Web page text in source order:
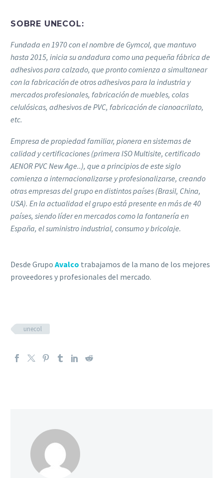
SOBRE UNECOL:
Fundada en 1970 con el nombre de Gymcol, que mantuvo
hasta 2015, inicia su andadura como una pequeña fábrica de
adhesivos para calzado, que pronto comienza a simultanear
con la fabricación de otros adhesivos para la industria y
mercados profesionales, fabricación de muebles, colas
celulósicas, adhesivos de PVC, fabricación de cianoacrilato,
etc.
Empresa de propiedad familiar, pionera en sistemas de
calidad y certificaciones (primera ISO Multisite, certificado
AENOR PVC New Age..), que a principios de este siglo
comienza a internacionalizarse y profesionalizarse, creando
otras empresas del grupo en distintos países (Brasil, China,
USA). En la actualidad el grupo está presente en más de 40
países, siendo líder en mercados como la fontanería en
España, el suministro industrial, consumo y bricolaje.
Desde Grupo Avalco trabajamos de la mano de los mejores
proveedores y profesionales del mercado.
unecol